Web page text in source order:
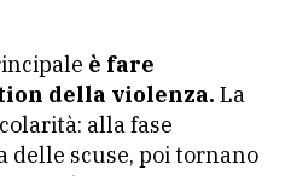
è fare
della violenza. La
alla fase
delle scuse, poi tornano